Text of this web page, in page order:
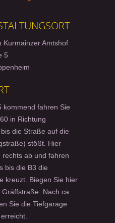
Kurmainzer Amtshof
5
kommend fahren Sie
in Richtung
die Straße auf die
stößt. Hier
rechts ab und fahren
bis die B3 die
kreuzt. Biegen Sie hier
Nach ca.
Sie die Tiefgarage